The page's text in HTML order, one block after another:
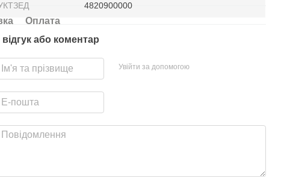
4820900000
Оплата
або коментар
Увійти за допомогою